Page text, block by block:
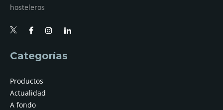
hosteleros
Categorías
Productos
Actualidad
A fondo